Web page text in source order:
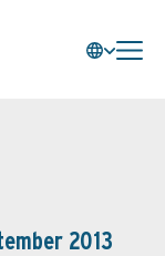
2013